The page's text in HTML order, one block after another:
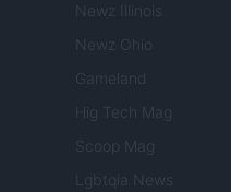
Newz Illinois
Newz Ohio
Gameland
Hig Tech Mag
Scoop Mag
Lgbtqia News